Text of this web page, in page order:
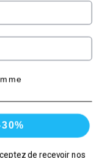
AFNOR NF EN 17444.
de recevoir nos